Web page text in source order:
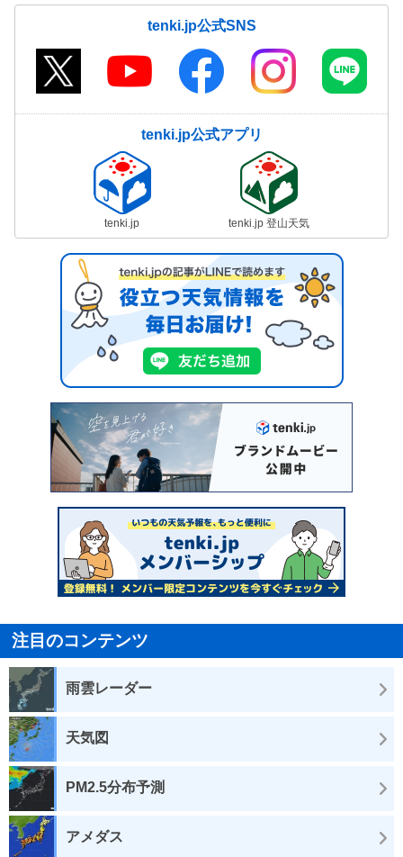
tenki.jp公式SNS
tenki.jp公式アプリ
tenki.jp tenki.jp 登山天気
注目のコンテンツ
雨雲レーダー
天気図
PM2.5分布予測
アメダス